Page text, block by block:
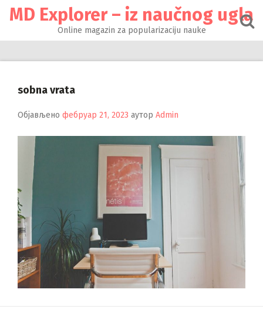
MD Explorer – iz naučnog ugla
Online magazin za popularizaciju nauke
sobna vrata
Објављено фебруар 21, 2023 аутор Admin